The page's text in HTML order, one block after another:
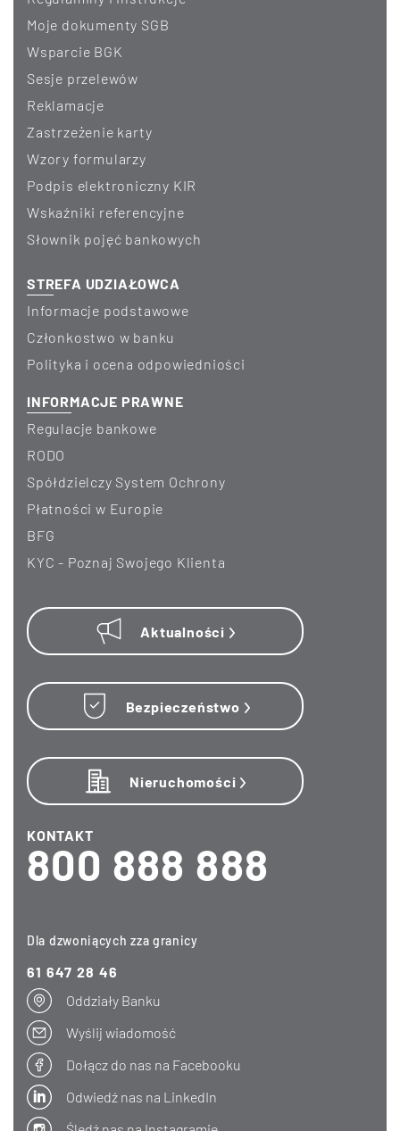
Moje dokumenty SGB
Wsparcie BGK
Sesje przelewów
Reklamacje
Zastrzeżenie karty
Wzory formularzy
Podpis elektroniczny KIR
Wskaźniki referencyjne
Słownik pojęć bankowych
STREFA UDZIAŁOWCA
Informacje podstawowe
Członkostwo w banku
Polityka i ocena odpowiedniości
INFORMACJE PRAWNE
Regulacje bankowe
RODO
Spółdzielczy System Ochrony
Płatności w Europie
BFG
KYC - Poznaj Swojego Klienta
Aktualności
Bezpieczeństwo
Nieruchomości
KONTAKT
800 888 888
Dla dzwoniących zza granicy
61 647 28 46
Oddziały Banku
Wyślij wiadomość
Dołącz do nas na Facebooku
Odwiedź nas na LinkedIn